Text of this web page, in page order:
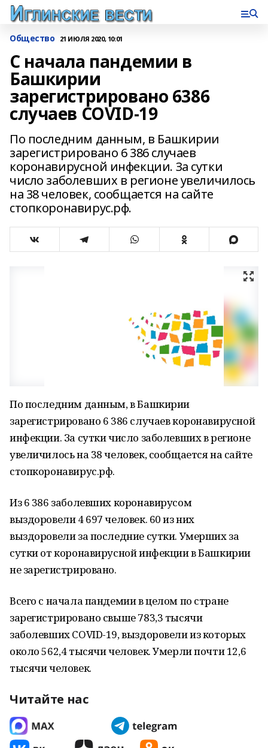
Общество 21 ИЮЛЯ 2020, 10:01
С начала пандемии в
Башкирии
зарегистрировано 6386
случаев COVID-19
По последним данным, в Башкирии
зарегистрировано 6 386 случаев
коронавирусной инфекции. За сутки
число заболевших в регионе увеличилось
на 38 человек, сообщается на сайте
стопкоронавирус.рф.
По последним данным, в Башкирии
зарегистрировано 6 386 случаев коронавирусной
инфекции. За сутки число заболевших в регионе
увеличилось на 38 человек, сообщается на сайте
стопкоронавирус.рф.
Из 6 386 заболевших коронавирусом
выздоровели 4 697 человек. 60 из них
выздоровели за последние сутки. Умерших за
сутки от коронавирусной инфекции в Башкирии
не зарегистрировано.
Всего с начала пандемии в целом по стране
зарегистрировано свыше 783,3 тысячи
заболевших COVID-19, выздоровели из которых
около 562,4 тысячи человек. Умерли почти 12,6
тысячи человек.
Читайте нас